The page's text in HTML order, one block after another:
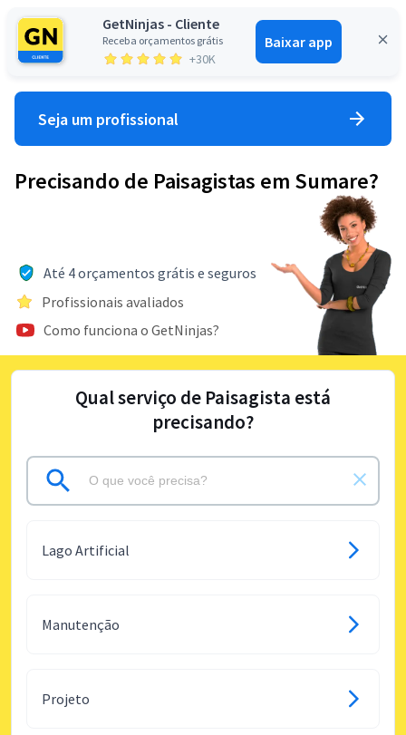
GetNinjas - Cliente
Receba orçamentos grátis
+30K
Baixar app
Entrar
Seja um profissional
Precisando de Paisagistas em Sumare?
Até 4 orçamentos grátis e seguros
Profissionais avaliados
Como funciona o GetNinjas?
Qual serviço de Paisagista está
precisando?
Lago Artificial
Manutenção
Projeto